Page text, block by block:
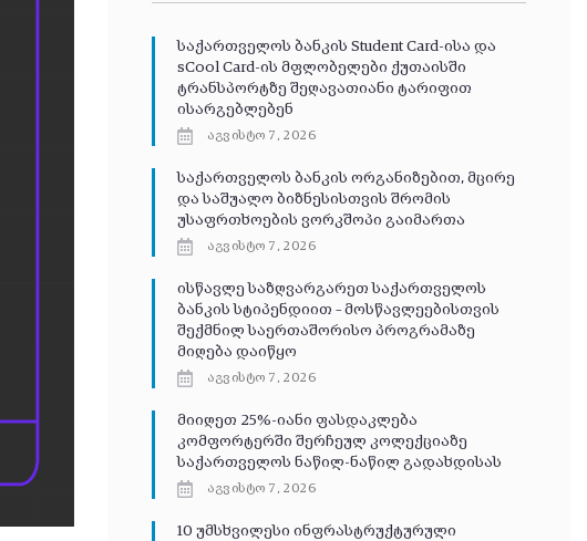
საქართველოს ბანკის Student Card-ისა და
sCool Card-ის მფლობელები ქუთაისში
ტრანსპორტზე შეღავათიანი ტარიფით
ისარგებლებენ
აგვისტო 7, 2026
საქართველოს ბანკის ორგანიზებით, მცირე
და საშუალო ბიზნესისთვის შრომის
უსაფრთხოების ვორკშოპი გაიმართა
აგვისტო 7, 2026
ისწავლე საზღვარგარეთ საქართველოს
ბანკის სტიპენდიით – მოსწავლეებისთვის
შექმნილ საერთაშორისო პროგრამაზე
მიღება დაიწყო
აგვისტო 7, 2026
მიიღეთ 25%-იანი ფასდაკლება
კომფორტერში შერჩეულ კოლექციაზე
საქართველოს ნაწილ-ნაწილ გადახდისას
აგვისტო 7, 2026
10 უმსხვილესი ინფრასტრუქტურული